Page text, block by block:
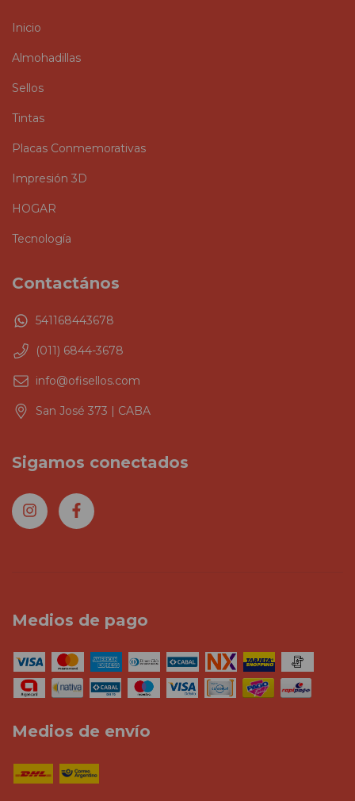
Inicio
Almohadillas
Sellos
Tintas
Placas Conmemorativas
Impresión 3D
HOGAR
Tecnología
Contactános
541168443678
(011) 6844-3678
info@ofisellos.com
San José 373 | CABA
Sigamos conectados
Medios de pago
Medios de envío